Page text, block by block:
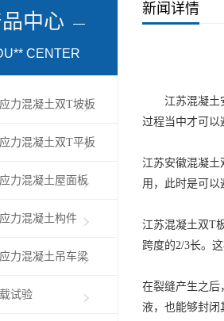
中心
CENTER
力混凝土双T坡板
力混凝土双T平板
力混凝土屋面板
力混凝土构件
力混凝土吊车梁
试验
新闻详情
江苏混凝土
过程当中才可以
江苏安徽混凝土
用，此时是可以
江苏混凝土双T
跨度的2/3长。
在裂缝产生之后
液，也能够封